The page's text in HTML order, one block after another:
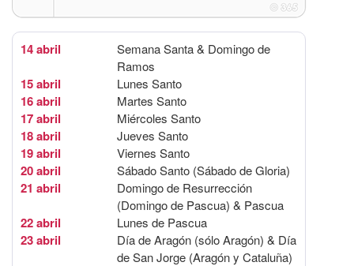
14 abril
Semana Santa & Domingo de
Ramos
15 abril Lunes Santo
16 abril Martes Santo
17 abril Miércoles Santo
18 abril Jueves Santo
19 abril Viernes Santo
20 abril Sábado Santo (Sábado de Gloria)
21 abril
Domingo de Resurrección
(Domingo de Pascua) & Pascua
22 abril Lunes de Pascua
23 abril
Día de Aragón (sólo Aragón) & Día
de San Jorge (Aragón y Cataluña)